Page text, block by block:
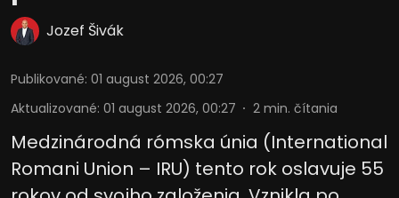
Jozef Šivák
Publikované: 01 august 2026, 00:27
Aktualizované: 01 august 2026, 00:27 2 min. čítania
Medzinárodná rómska únia (International
Romani Union – IRU) tento rok oslavuje 55